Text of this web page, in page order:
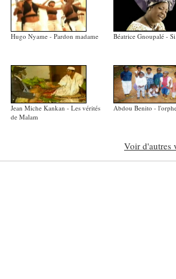
Hugo Nyame - Pardon madame Béatrice Gnoupalé -
Jean Miche Kankan - Les vérités
de Malam
Abdou Benito -
Voir d'autres